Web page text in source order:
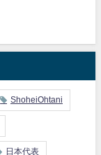
ShoheiOhtani
日本代表